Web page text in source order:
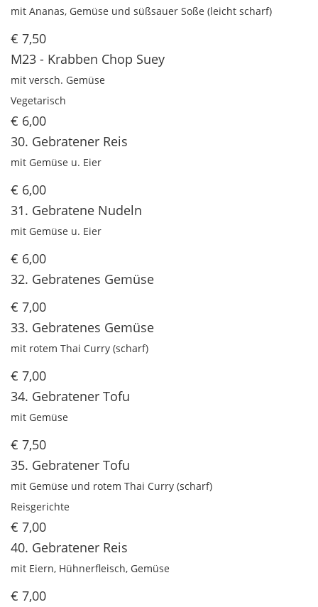
mit Ananas, Gemüse und süßsauer Soße (leicht scharf)
€ 7,50
M23 - Krabben Chop Suey
mit versch. Gemüse
Vegetarisch
€ 6,00
30. Gebratener Reis
mit Gemüse u. Eier
€ 6,00
31. Gebratene Nudeln
mit Gemüse u. Eier
€ 6,00
32. Gebratenes Gemüse
€ 7,00
33. Gebratenes Gemüse
mit rotem Thai Curry (scharf)
€ 7,00
34. Gebratener Tofu
mit Gemüse
€ 7,50
35. Gebratener Tofu
mit Gemüse und rotem Thai Curry (scharf)
Reisgerichte
€ 7,00
40. Gebratener Reis
mit Eiern, Hühnerfleisch, Gemüse
€ 7,00